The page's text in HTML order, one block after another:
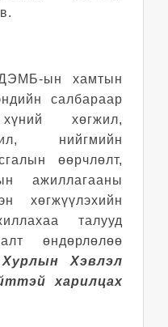
ын хамтын
салбараар
хүний хөгжил,
нийгмийн
өөрчлөлт,
ажиллагааны
хөгжүүлэхийн
талууд
өндөрлөлөө
Хэвлэл
харилцах